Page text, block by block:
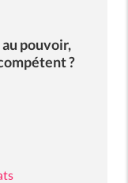
pouvoir,
?